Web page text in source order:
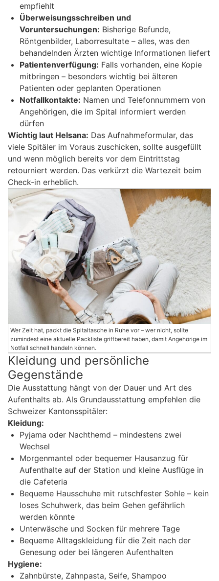
empfiehlt
Überweisungsschreiben und
Voruntersuchungen: Bisherige Befunde,
Röntgenbilder, Laborresultate – alles, was den
behandelnden Ärzten wichtige Informationen liefert
Patientenverfügung: Falls vorhanden, eine Kopie
mitbringen – besonders wichtig bei älteren
Patienten oder geplanten Operationen
Notfallkontakte: Namen und Telefonnummern von
Angehörigen, die im Spital informiert werden
dürfen
Wichtig laut Helsana: Das Aufnahmeformular, das
viele Spitäler im Voraus zuschicken, sollte ausgefüllt
und wenn möglich bereits vor dem Eintrittstag
retourniert werden. Das verkürzt die Wartezeit beim
Check-in erheblich.
Wer Zeit hat, packt die Spitaltasche in Ruhe vor – wer nicht, sollte
zumindest eine aktuelle Packliste griffbereit haben, damit Angehörige im
Notfall schnell handeln können.
Kleidung und persönliche
Gegenstände
Die Ausstattung hängt von der Dauer und Art des
Aufenthalts ab. Als Grundausstattung empfehlen die
Schweizer Kantonsspitäler:
Kleidung:
Pyjama oder Nachthemd – mindestens zwei
Wechsel
Morgenmantel oder bequemer Hausanzug für
Aufenthalte auf der Station und kleine Ausflüge in
die Cafeteria
Bequeme Hausschuhe mit rutschfester Sohle – kein
loses Schuhwerk, das beim Gehen gefährlich
werden könnte
Unterwäsche und Socken für mehrere Tage
Bequeme Alltagskleidung für die Zeit nach der
Genesung oder bei längeren Aufenthalten
Hygiene:
Zahnbürste, Zahnpasta, Seife, Shampoo